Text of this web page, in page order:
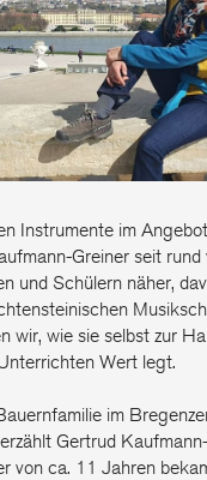
Instrumente im
Greiner seit rund
und Schülern näher,
wir, wie sie selbst zur
Wert legt.
im
Gertrud
von ca. 11 Jahren